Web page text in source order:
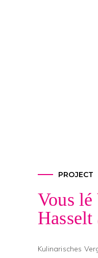
PROJECT
Vous lé
Hasselt
Kulinarisches